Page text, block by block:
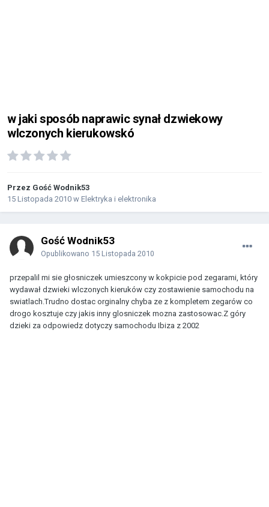
w jaki sposób naprawic synał dzwiekowy
wlczonych kierukowskó
Przez Gość Wodnik53
15 Listopada 2010 w Elektryka i elektronika
Gość Wodnik53
Opublikowano 15 Listopada 2010
przepalil mi sie głosniczek umieszcony w kokpicie pod zegarami, który
wydawał dzwieki wlczonych kieruków czy zostawienie samochodu na
swiatlach.Trudno dostac orginalny chyba ze z kompletem zegarów co
drogo kosztuje czy jakis inny glosniczek mozna zastosowac.Z góry
dzieki za odpowiedz dotyczy samochodu Ibiza z 2002